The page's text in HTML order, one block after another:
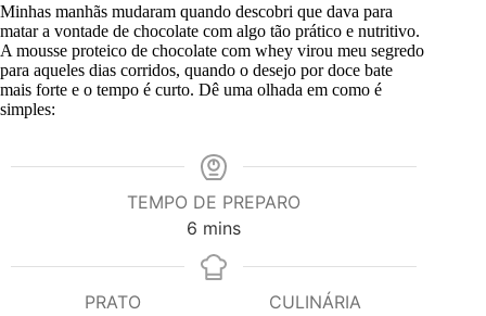
Minhas manhãs mudaram quando descobri que dava para
matar a vontade de chocolate com algo tão prático e nutritivo.
A mousse proteico de chocolate com whey virou meu segredo
para aqueles dias corridos, quando o desejo por doce bate
mais forte e o tempo é curto. Dê uma olhada em como é
simples:
TEMPO DE PREPARO
6 minutes
mins
PRATO
CULINÁRIA